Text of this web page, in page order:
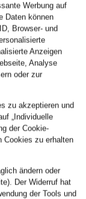
+Aktionsrabatt
Hemd Regular Fit
20,99 €
Werbung auf
Daten können
Browser- und
Anzeigen
Analyse
oder zur
zu akzeptieren und
„Individuelle
der Cookie-
Cookies zu erhalten
ändern oder
Der Widerruf hat
der Tools und